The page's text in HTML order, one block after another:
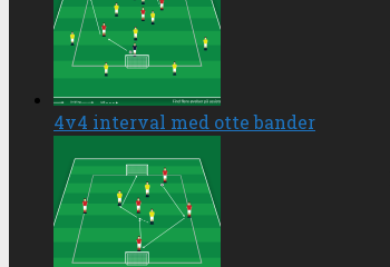
4v4 interval med otte bander